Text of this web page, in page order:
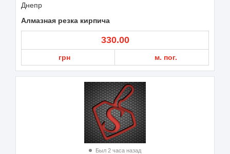
Днепр
Алмазная резка кирпича
330.00
грн м. пог.
Был 2 часа назад